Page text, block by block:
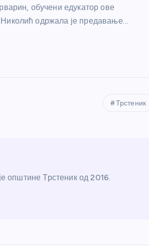
обучени едукатор ове
одржала је предавање…
Трстеник
општине Трстеник од 2016.